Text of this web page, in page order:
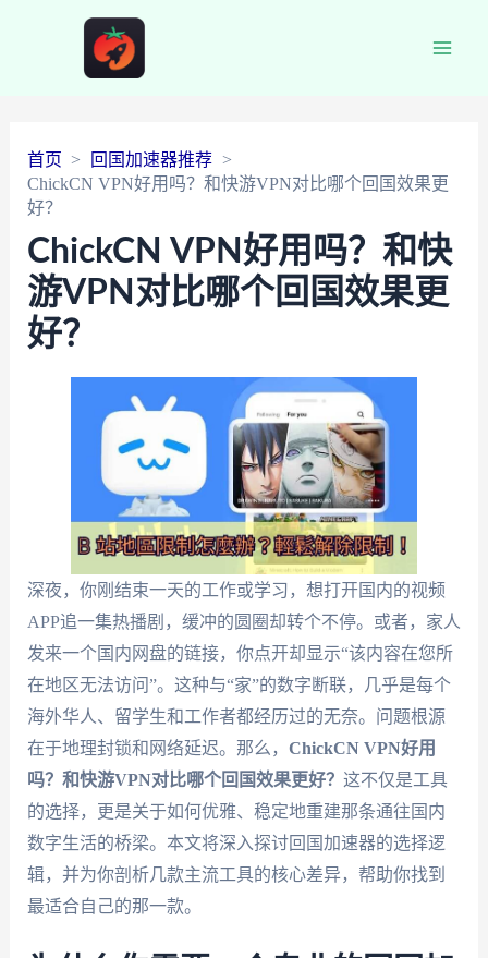
首页
回国加速器推荐
ChickCN VPN好用吗？和快游VPN对比哪个回国效果更
好？
ChickCN VPN好用吗？和快
游VPN对比哪个回国效果更
好？
深夜，你刚结束一天的工作或学习，想打开国内的视频
APP追一集热播剧，缓冲的圆圈却转个不停。或者，家人
发来一个国内网盘的链接，你点开却显示“该内容在您所
在地区无法访问”。这种与“家”的数字断联，几乎是每个
海外华人、留学生和工作者都经历过的无奈。问题根源
在于地理封锁和网络延迟。那么， ChickCN VPN好用
吗？和快游VPN对比哪个回国效果更好？ 这不仅是工具
的选择，更是关于如何优雅、稳定地重建那条通往国内
数字生活的桥梁。本文将深入探讨回国加速器的选择逻
辑，并为你剖析几款主流工具的核心差异，帮助你找到
最适合自己的那一款。